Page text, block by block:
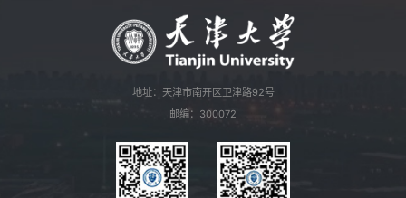
地址：天津市南开区卫津路92号
邮编：300072